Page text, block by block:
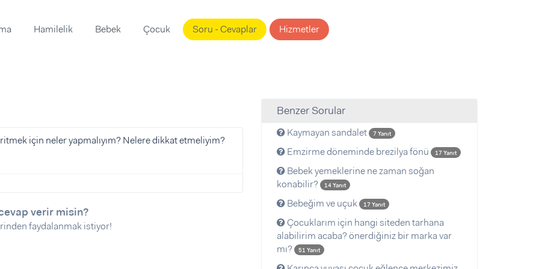
Hamilelik Bebek Çocuk Soru - Cevaplar Hizmetler
için neler yapmalıyım? Nelere dikkat etmeliyim?
verir misin?
faydalanmak istiyor!
Benzer Sorular
Kaymayan sandalet 7 Yanıt
Emzirme döneminde brezilya fönü 17 Yanıt
Bebek yemeklerine ne zaman soğan
konabilir?
14 Yanıt
Bebeğim ve uçuk 17 Yanıt
Çocuklarım için hangi siteden tarhana
alabilirim acaba? önerdiğiniz bir marka var
mı?
51 Yanıt